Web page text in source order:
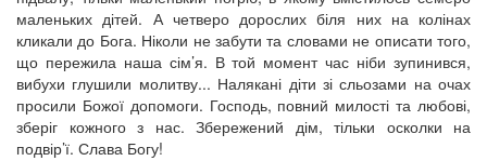
маленьких дітей. А четверо дорослих біля них на колінах
кликали до Бога. Ніколи не забути та словами не описати того,
що пережила наша сім’я. В той момент час ніби зупинився,
вибухи глушили молитву... Налякані діти зі сльозами на очах
просили Божої допомоги. Господь, повний милості та любові,
зберіг кожного з нас. Збережений дім, тільки осколки на
подвір’ї. Слава Богу!